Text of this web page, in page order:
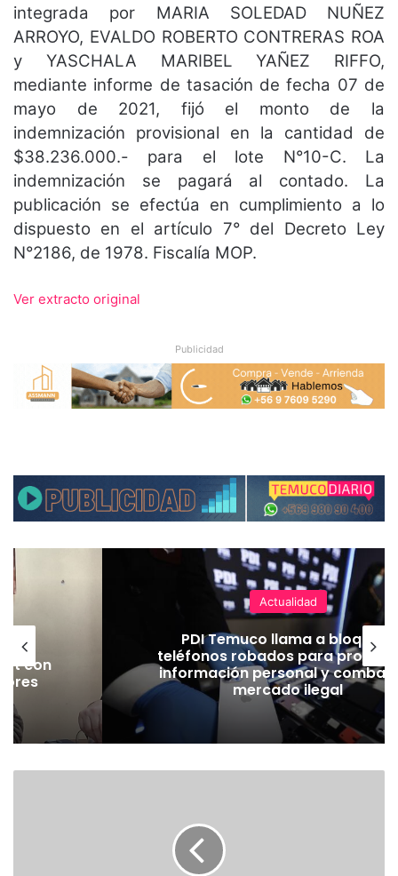
integrada por MARIA SOLEDAD NUÑEZ
ARROYO, EVALDO ROBERTO CONTRERAS ROA
y YASCHALA MARIBEL YAÑEZ RIFFO,
mediante informe de tasación de fecha 07 de
mayo de 2021, fijó el monto de la
indemnización provisional en la cantidad de
$38.236.000.- para el lote N°10-C. La
indemnización se pagará al contado. La
publicación se efectúa en cumplimiento a lo
dispuesto en el artículo 7° del Decreto Ley
N°2186, de 1978. Fiscalía MOP.
Ver extracto original
Publicidad
en
con
Actualidad
PDI Temuco llama a bloquear
teléfonos robados para
información personal y
mercado ilegal